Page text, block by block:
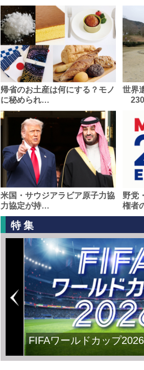
帰省のお土産は何にする？モノ
に秘められ…
世界
米国・サウジアラビア原子力協
力協定が持…
野党
権者
特集
FIFAワールドカップ2026